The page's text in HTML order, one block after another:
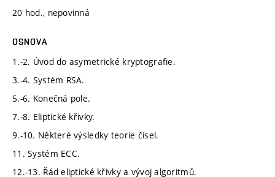
20 hod., nepovinná
OSNOVA
1.-2. Úvod do asymetrické kryptografie.
3.-4. Systém RSA.
5.-6. Konečná pole.
7.-8. Eliptické křivky.
9.-10. Některé výsledky teorie čísel.
11. Systém ECC.
12.-13. Řád eliptické křivky a vývoj algoritmů.